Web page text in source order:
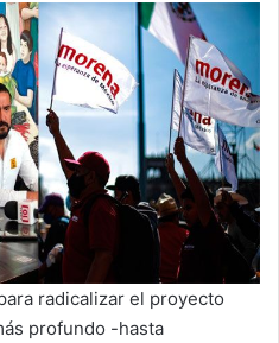
radicalizar el proyecto
profundo -hasta